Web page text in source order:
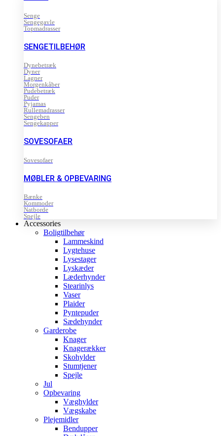
Senge
Sengegavle
Topmadrasser
SENGETILBEHØR
Dynebetræk
Dyner
Lagner
Morgenkåber
Pudebetræk
Puder
Pyjamas
Rullemadrasser
Sengeben
Sengekapper
SOVESOFAER
Sovesofaer
MØBLER & OPBEVARING
Bænke
Kommoder
Natborde
Spejle
Accessories
Boligtilbehør
Lammeskind
Lygtehuse
Lysestager
Lyskæder
Læderhynder
Stearinlys
Vaser
Plaider
Pyntepuder
Sædehynder
Garderobe
Knager
Knagerækker
Skohylder
Stumtjener
Spejle
Jul
Opbevaring
Væghylder
Vægskabe
Plejemidler
Bendupper